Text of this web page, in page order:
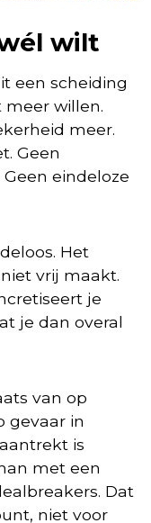
wilt
een scheiding
meer willen.
meer.
Geen
eindeloze
Het
vrij maakt.
je
je dan overal
van op
gevaar in
is
met een
Dat
niet voor